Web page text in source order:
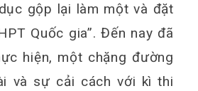
gộp lại làm một và đặt
Quốc gia”. Đến nay đã
hiện, một chặng đường
và sự cải cách với kì thi